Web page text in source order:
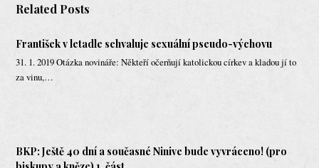
Related Posts
František v letadle schvaluje sexuální pseudo-výchovu
31. 1. 2019 Otázka novináře: Někteří očerňují katolickou církev a kladou jí to
za vinu,…
BKP: Ještě 40 dní a současné Ninive bude vyvráceno! (pro